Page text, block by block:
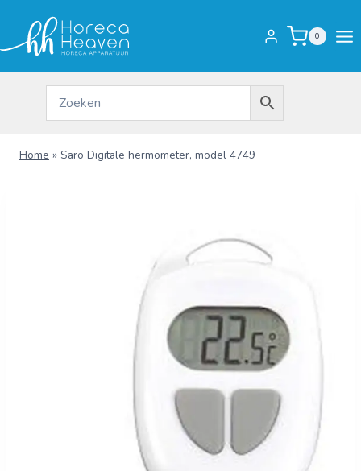
inhoud
0
Home » Saro Digitale hermometer, model 4749